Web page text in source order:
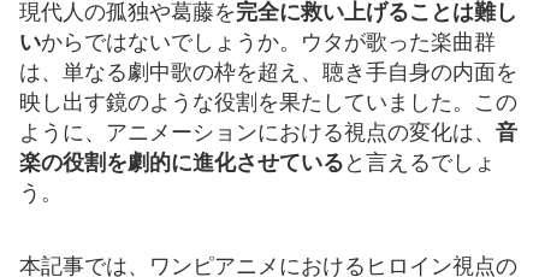
現代人の孤独や葛藤を完全に救い上げることは難し
いからではないでしょうか。ウタが歌った楽曲群
は、単なる劇中歌の枠を超え、聴き手自身の内面を
映し出す鏡のような役割を果たしていました。この
ように、アニメーションにおける視点の変化は、 音
楽の役割を劇的に進化させている と言えるでしょ
う。
本記事では、ワンピアニメにおけるヒロイン視点の